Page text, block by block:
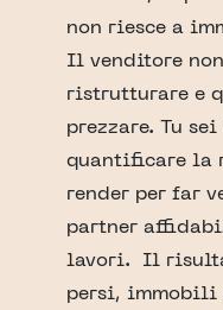
non riesce a
Il venditore
ristrutturare e
prezzare. Tu
quantificare la
render per far
partner
lavori. Il
persi, immobili